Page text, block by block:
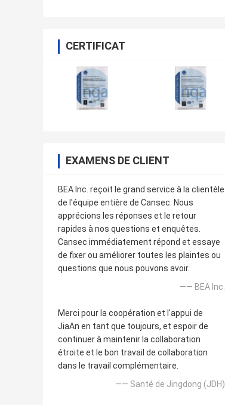
CERTIFICAT
EXAMENS DE CLIENT
BEA Inc. reçoit le grand service à la clientèle
de l'équipe entière de Cansec. Nous
apprécions les réponses et le retour
rapides à nos questions et enquêtes.
Cansec immédiatement répond et essaye
de fixer ou améliorer toutes les plaintes ou
questions que nous pouvons avoir.
—— BEA Inc.
Merci pour la coopération et l'appui de
JiaAn en tant que toujours, et espoir de
continuer à maintenir la collaboration
étroite et le bon travail de collaboration
dans le travail complémentaire.
—— Santé de Jingdong (JDH)